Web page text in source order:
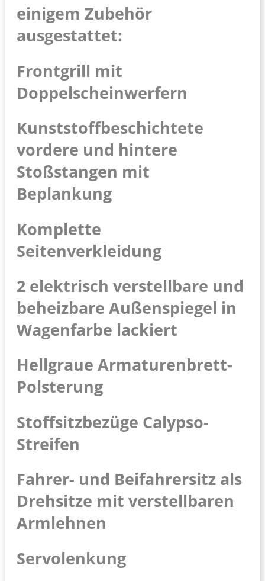
einigem Zubehör
ausgestattet:
Frontgrill mit
Doppelscheinwerfern
Kunststoffbeschichtete
vordere und hintere
Stoßstangen mit
Beplankung
Komplette
Seitenverkleidung
2 elektrisch verstellbare und
beheizbare Außenspiegel in
Wagenfarbe lackiert
Hellgraue Armaturenbrett-
Polsterung
Stoffsitzbezüge Calypso-
Streifen
Fahrer- und Beifahrersitz als
Drehsitze mit verstellbaren
Armlehnen
Servolenkung